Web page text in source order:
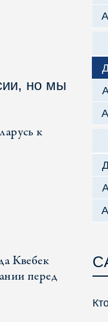
но мы
к
Квебек
перед